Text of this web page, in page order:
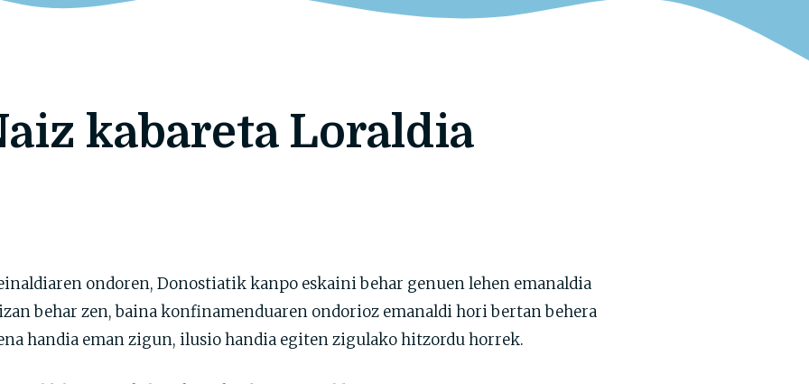
kabareta Loraldia
ondoren, Donostiatik kanpo eskaini behar genuen lehen emanaldia
behar zen, baina konfinamenduaren ondorioz emanaldi hori bertan behera
handia eman zigun, ilusio handia egiten zigulako hitzordu horrek.